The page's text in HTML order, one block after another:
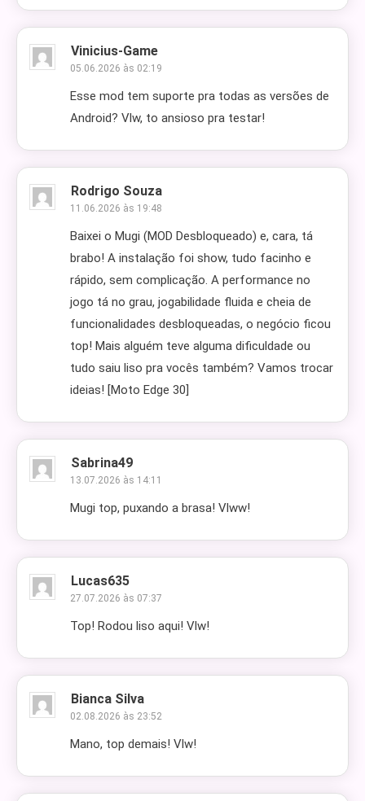
Vinicius-Game
05.06.2026 às 02:19
Esse mod tem suporte pra todas as versões de
Android? Vlw, to ansioso pra testar!
Rodrigo Souza
11.06.2026 às 19:48
Baixei o Mugi (MOD Desbloqueado) e, cara, tá
brabo! A instalação foi show, tudo facinho e
rápido, sem complicação. A performance no
jogo tá no grau, jogabilidade fluida e cheia de
funcionalidades desbloqueadas, o negócio ficou
top! Mais alguém teve alguma dificuldade ou
tudo saiu liso pra vocês também? Vamos trocar
ideias! [Moto Edge 30]
Sabrina49
13.07.2026 às 14:11
Mugi top, puxando a brasa! Vlww!
Lucas635
27.07.2026 às 07:37
Top! Rodou liso aqui! Vlw!
Bianca Silva
02.08.2026 às 23:52
Mano, top demais! Vlw!